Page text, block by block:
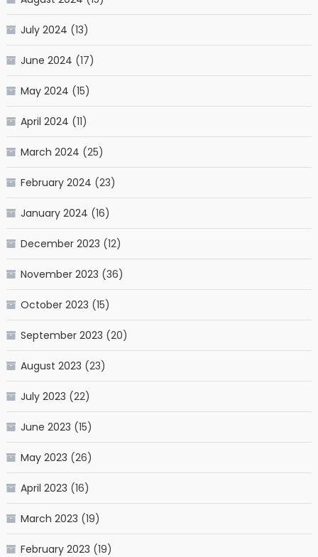
July 2024 (13)
June 2024 (17)
May 2024 (15)
April 2024 (11)
March 2024 (25)
February 2024 (23)
January 2024 (16)
December 2023 (12)
November 2023 (36)
October 2023 (15)
September 2023 (20)
August 2023 (23)
July 2023 (22)
June 2023 (15)
May 2023 (26)
April 2023 (16)
March 2023 (19)
February 2023 (19)